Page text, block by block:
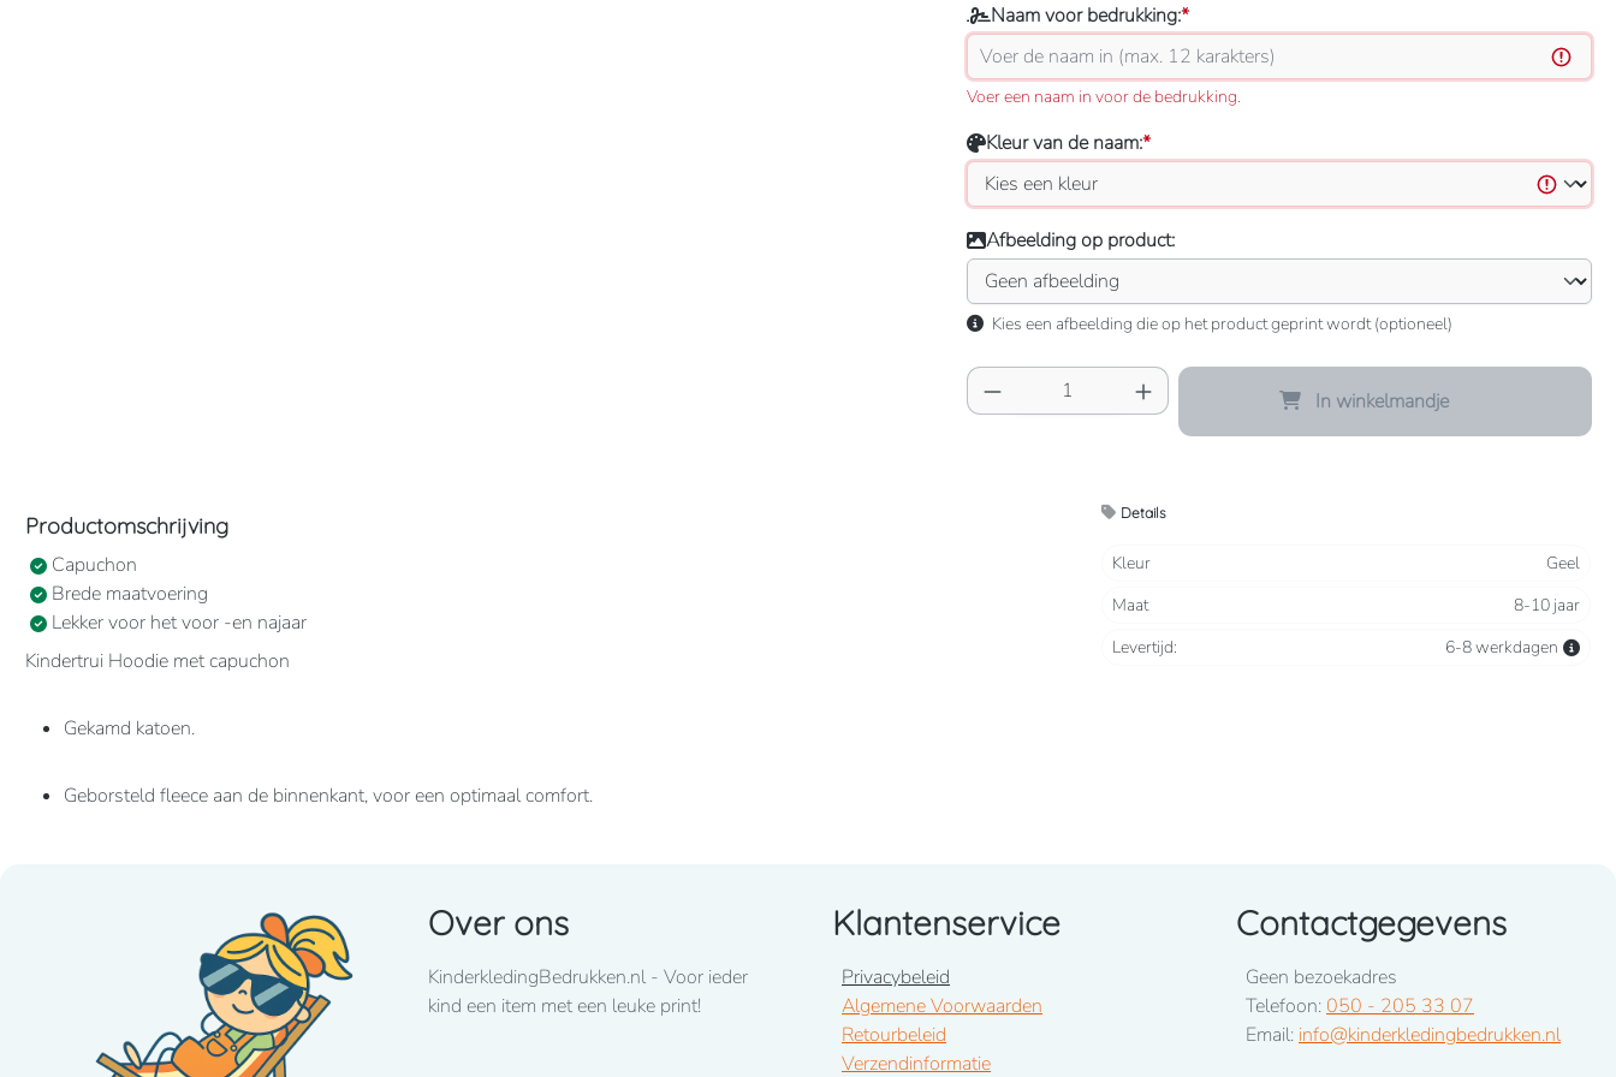
Naam voor bedrukking:*
Voer een naam in voor de bedrukking.
Kleur van de naam:*
Afbeelding op product:
Kies een afbeelding die op het product geprint wordt (optioneel)
Producthoeveelheid: Voer de gewenste
In winkelmandje
Productomschrijving
Capuchon
Brede maatvoering
Lekker voor het voor -en najaar
Kindertrui Hoodie met capuchon
Gekamd katoen.
Geborsteld fleece aan de binnenkant, voor een optimaal comfort.
80% katoen / 20% polyester Geborsteld fleece aan de binnenkant. Ingezette mouwen. Gevoerde capuchon.
Kangoeroezakken. Ribboord aan mouwuiteinden en aan de onderkant.
Details
Kleur
Geel
Maat
8-10 jaar
Levertijd:
6-8 werkdagen
Over ons
KinderkledingBedrukken.nl - Voor ieder
kind een item met een leuke print!
Klantenservice
Privacybeleid
Algemene Voorwaarden
Retourbeleid
Verzendinformatie
Contactgegevens
Geen bezoekadres
Telefoon: 050 - 205 33 07
Email: info@kinderkledingbedrukken.nl